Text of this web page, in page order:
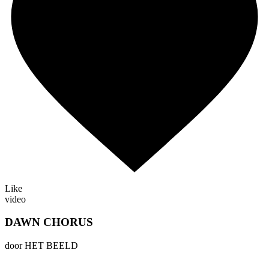
Like
video
DAWN CHORUS
door HET BEELD